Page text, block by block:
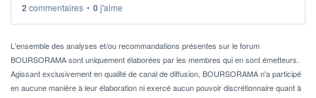
Idéalement, je voudrais qu'il soit éligible au PEA.
Pour l' ...
2 commentaires • 0j'aime
L'ensemble des analyses et/ou recommandations présentes sur le forum
BOURSORAMA sont uniquement élaborées par les membres qui en sont émetteurs.
Agissant exclusivement en qualité de canal de diffusion, BOURSORAMA n'a participé
en aucune manière à leur élaboration ni exercé aucun pouvoir discrétionnaire quant à